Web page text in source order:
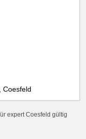
Coesfeld
expert Coesfeld gültig